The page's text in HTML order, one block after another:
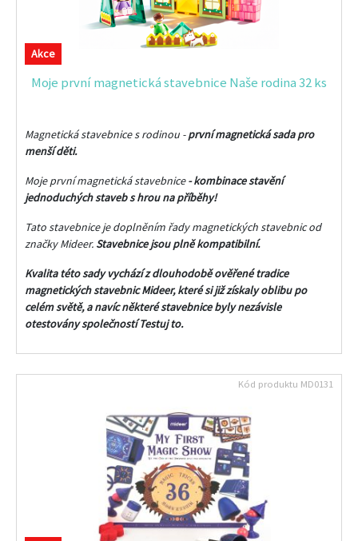
Akce
Moje první magnetická stavebnice Naše rodina 32 ks
Magnetická stavebnice s rodinou -první magnetická sada pro
menší děti.
Moje první magnetická stavebnice- kombinace stavění
jednoduchých staveb s hrou na příběhy!
Tato stavebnice je doplněním řady magnetických stavebnic od
značky Mideer. Stavebnice jsou plně kompatibilní.
Kvalita této sady vychází z dlouhodobě ověřené tradice
magnetických stavebnic Mideer, které si již získaly oblibu po
celém světě, a navíc některé stavebnice byly nezávisle
otestovány společností Testuj to.
Kód produktu MD0131